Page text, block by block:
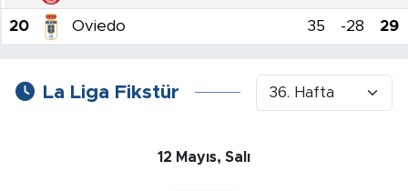
20 Oviedo 35 -28 29
La Liga Fikstür
12 Mayıs, Salı